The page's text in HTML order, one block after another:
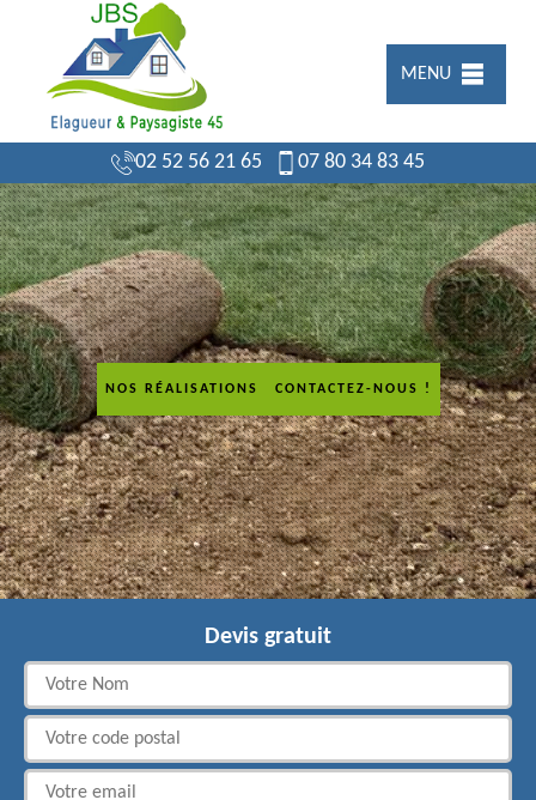
MENU
02 52 56 21 65 07 80 34 83 45
NOS RÉALISATIONS CONTACTEZ-NOUS !
Devis gratuit